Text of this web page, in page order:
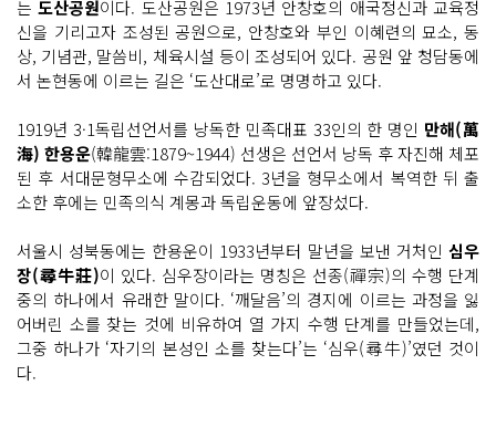
는도산공원이다. 도산공원은 1973년 안창호의 애국정신과 교육정
신을 기리고자 조성된 공원으로, 안창호와 부인 이혜련의 묘소, 동
상, 기념관, 말씀비, 체육시설 등이 조성되어 있다. 공원 앞 청담동에
서 논현동에 이르는 길은 ‘도산대로’로 명명하고 있다.
1919년 3·1독립선언서를 낭독한 민족대표 33인의 한 명인 만해(萬
海) 한용운(韓龍雲:1879~1944) 선생은 선언서 낭독 후 자진해 체포
된 후 서대문형무소에 수감되었다. 3년을 형무소에서 복역한 뒤 출
소한 후에는 민족의식 계몽과 독립운동에 앞장섰다.
서울시 성북동에는 한용운이 1933년부터 말년을 보낸 거처인 심우
장(尋牛莊)이 있다. 심우장이라는 명칭은 선종(禪宗)의 수행 단계
중의 하나에서 유래한 말이다. ‘깨달음’의 경지에 이르는 과정을 잃
어버린 소를 찾는 것에 비유하여 열 가지 수행 단계를 만들었는데,
그중 하나가 ‘자기의 본성인 소를 찾는다’는 ‘심우(尋牛)’였던 것이
다.